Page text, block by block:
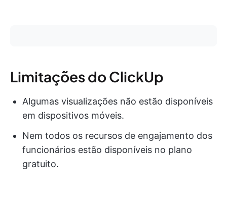
Limitações do ClickUp
Algumas visualizações não estão disponíveis
em dispositivos móveis.
Nem todos os recursos de engajamento dos
funcionários estão disponíveis no plano
gratuito.